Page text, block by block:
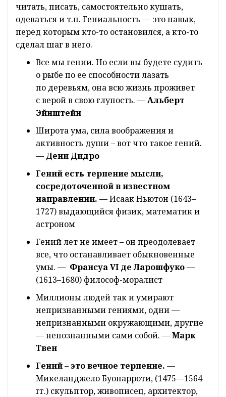
читать, писать, самостоятельно кушать,
одеваться и т.п. Гениальность — это навык,
перед которым кто-то остановился, а кто-то
сделал шаг в него.
Все мы гении. Но если вы будете судить
о рыбе по ее способности лазать
по деревьям, она всю жизнь проживет
с верой в свою глупость. —Альберт
Эйнштейн
Широта ума, сила воображения и
активность души – вот что такое гений.
— Дени Дидро
Гений есть терпение мысли,
сосредоточенной в известном
направлении. — Исаак Ньютон (1643–
1727) выдающийся физик, математик и
астроном
Гений лет не имеет – он преодолевает
все, что останавливает обыкновенные
умы. — Франсуа VI де Ларошфуко—
(1613–1680) философ-моралист
Миллионы людей так и умирают
непризнанными гениями, одни —
непризнанными окружающими, другие
— непознанными сами собой. —Марк
Твен
Гений – это вечное терпение. —
Микеланджело Буонарроти, (1475—1564
гг.) скульптор, живописец, архитектор,